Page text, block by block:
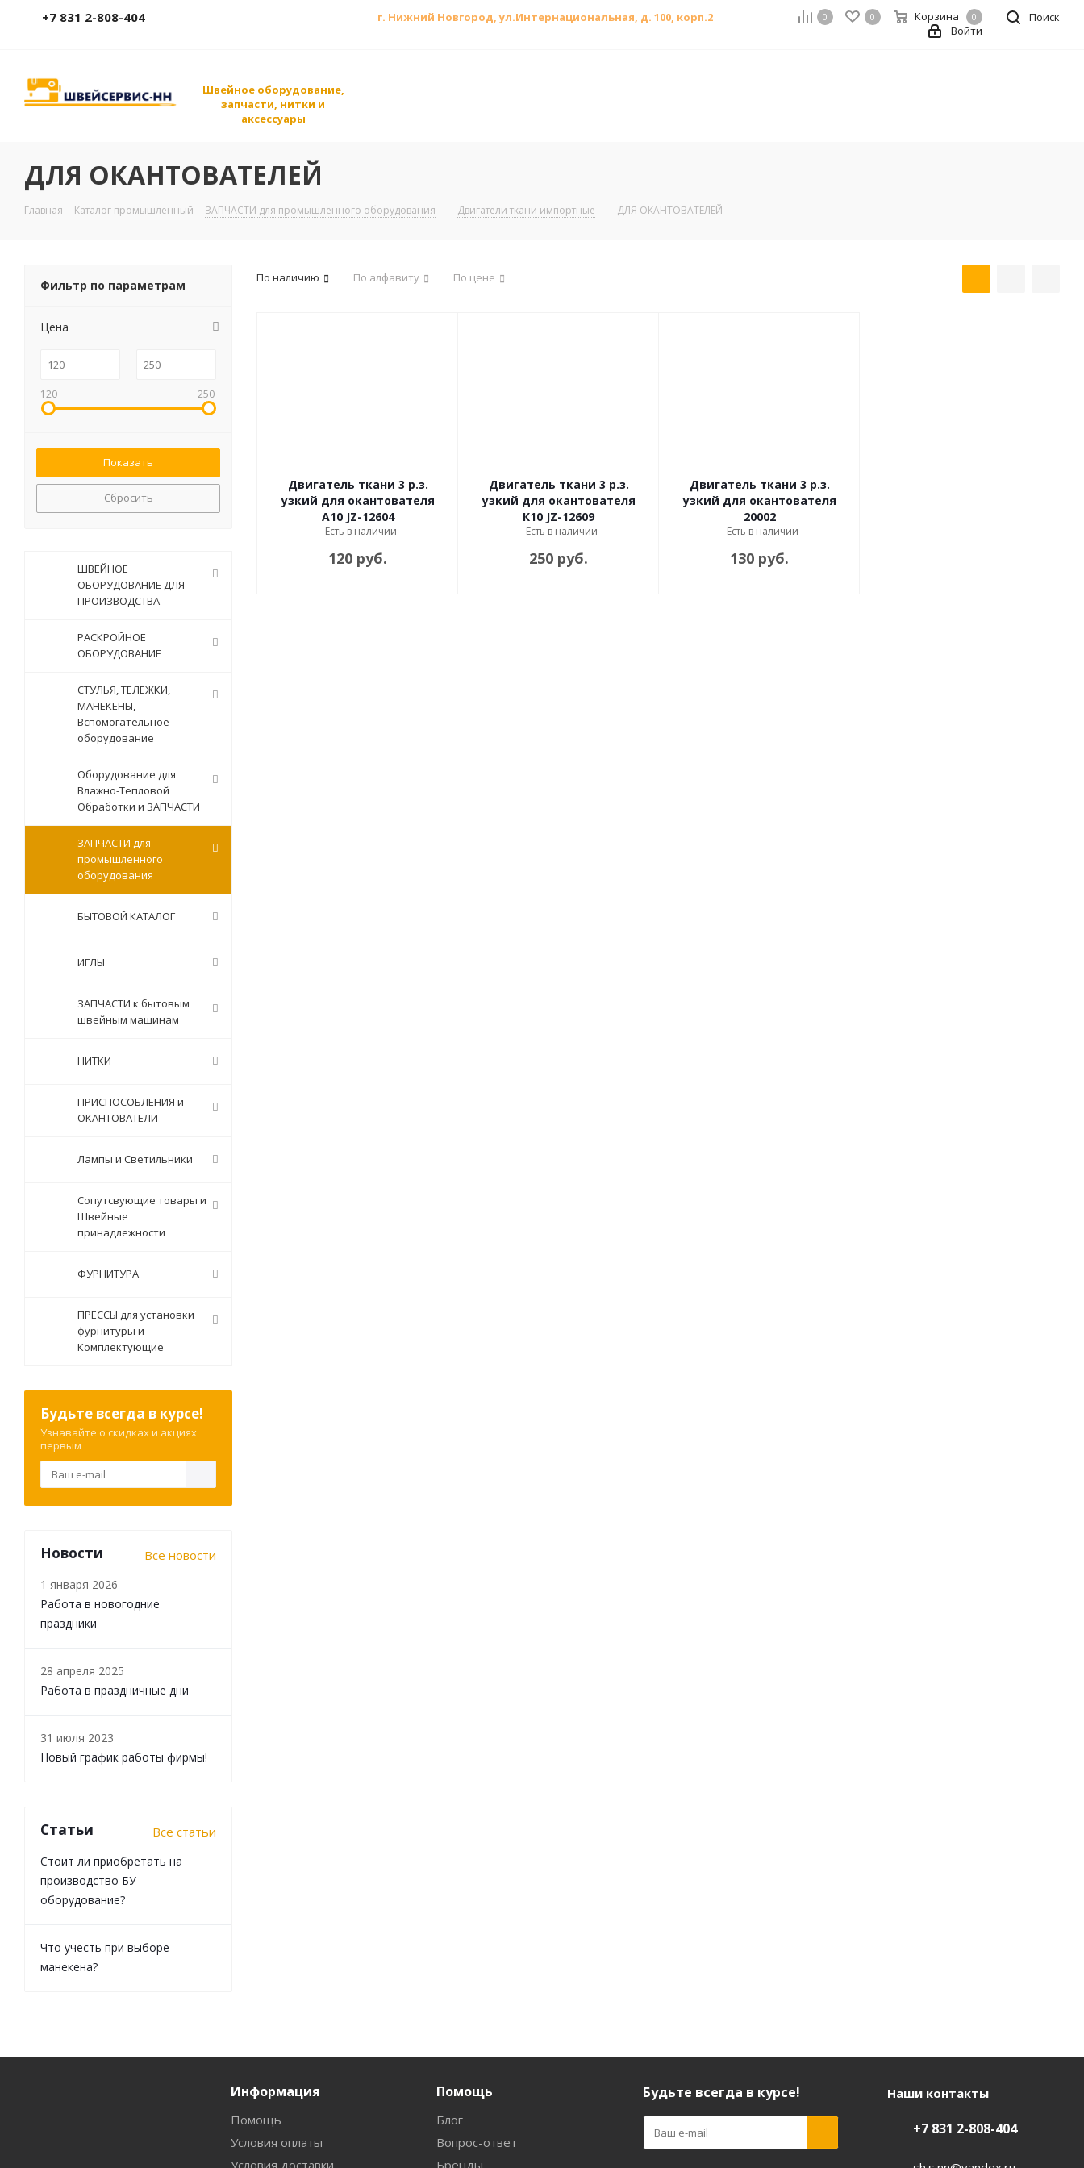
+7 831 2-808-404 г. Нижний Новгород, ул.Интернациональная, д. 100, корп.2 Поиск
0 0 Корзина 0
Войти
Швейное оборудование,
запчасти, нитки и
аксессуары
ДЛЯ ОКАНТОВАТЕЛЕЙ
Главная - Каталог промышленный - ЗАПЧАСТИ для промышленного оборудования - Двигатели ткани импортные - ДЛЯ ОКАНТОВАТЕЛЕЙ
По наличию По алфавиту По цене
Двигатель ткани 3 р.з.
узкий для окантователя
А10 JZ-12604
Есть в наличии
120 руб.
Двигатель ткани 3 р.з.
узкий для окантователя
К10 JZ-12609
Есть в наличии
250 руб.
Двигатель ткани 3 р.з.
узкий для окантователя
20002
Есть в наличии
130 руб.
Фильтр по параметрам
Цена
120 250
Сбросить
ШВЕЙНОЕ
ОБОРУДОВАНИЕ ДЛЯ
ПРОИЗВОДСТВА
РАСКРОЙНОЕ
ОБОРУДОВАНИЕ
СТУЛЬЯ, ТЕЛЕЖКИ,
МАНЕКЕНЫ,
Вспомогательное
оборудование
Оборудование для
Влажно-Тепловой
Обработки и ЗАПЧАСТИ
ЗАПЧАСТИ для
промышленного
оборудования
БЫТОВОЙ КАТАЛОГ
ИГЛЫ
ЗАПЧАСТИ к бытовым
швейным машинам
НИТКИ
ПРИСПОСОБЛЕНИЯ и
ОКАНТОВАТЕЛИ
Лампы и Светильники
Сопутсвующие товары и
Швейные
принадлежности
ФУРНИТУРА
ПРЕССЫ для установки
фурнитуры и
Комплектующие
Будьте всегда в курсе!
Узнавайте о скидках и акциях
первым
Новости Все новости
1 января 2026
Работа в новогодние
праздники
28 апреля 2025
Работа в праздничные дни
31 июля 2023
Новый график работы фирмы!
Статьи Все статьи
Стоит ли приобретать на
производство БУ
оборудование?
Что учесть при выборе
манекена?
Информация
Помощь
Условия оплаты
Помощь
Блог
Вопрос-ответ
Будьте всегда в курсе! Наши контакты
+7 831 2-808-404